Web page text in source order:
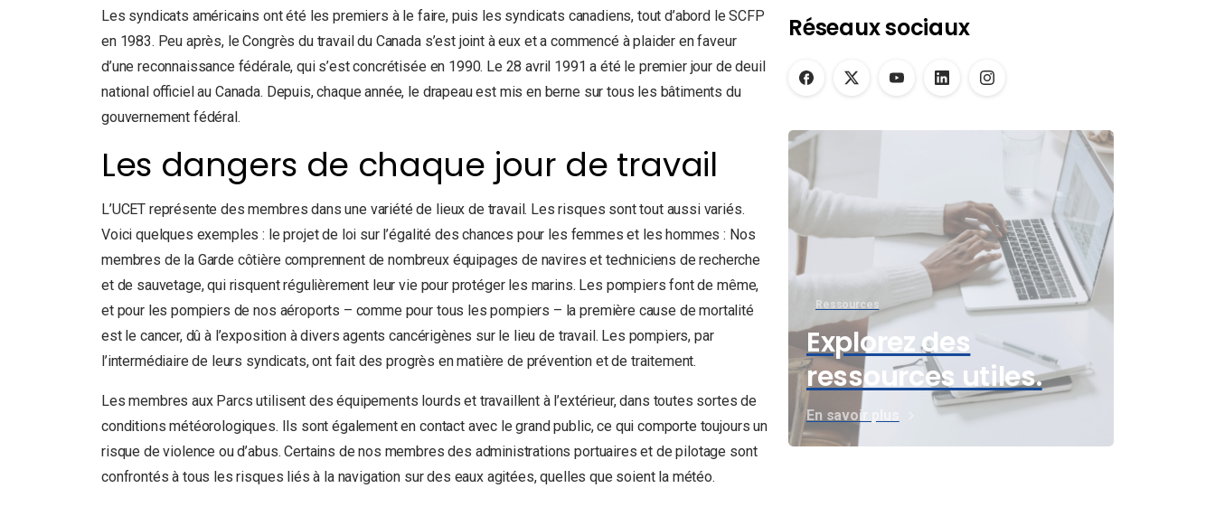
Les syndicats américains ont été les premiers à le faire, puis les syndicats canadiens, tout d’abord le SCFP
en 1983. Peu après, le Congrès du travail du Canada s’est joint à eux et a commencé à plaider en faveur
d’une reconnaissance fédérale, qui s’est concrétisée en 1990. Le 28 avril 1991 a été le premier jour de deuil
national officiel au Canada. Depuis, chaque année, le drapeau est mis en berne sur tous les bâtiments du
gouvernement fédéral.
Les dangers de chaque jour de travail
L’UCET représente des membres dans une variété de lieux de travail. Les risques sont tout aussi variés.
Voici quelques exemples : le projet de loi sur l’égalité des chances pour les femmes et les hommes : Nos
membres de la Garde côtière comprennent de nombreux équipages de navires et techniciens de recherche
et de sauvetage, qui risquent régulièrement leur vie pour protéger les marins. Les pompiers font de même,
et pour les pompiers de nos aéroports – comme pour tous les pompiers – la première cause de mortalité
est le cancer, dû à l’exposition à divers agents cancérigènes sur le lieu de travail. Les pompiers, par
l’intermédiaire de leurs syndicats, ont fait des progrès en matière de prévention et de traitement.
Les membres aux Parcs utilisent des équipements lourds et travaillent à l’extérieur, dans toutes sortes de
conditions météorologiques. Ils sont également en contact avec le grand public, ce qui comporte toujours un
risque de violence ou d’abus. Certains de nos membres des administrations portuaires et de pilotage sont
confrontés à tous les risques liés à la navigation sur des eaux agitées, quelles que soient la météo.
Réseaux sociaux
Ressources
Explorez des
ressources utiles.
En savoir plus